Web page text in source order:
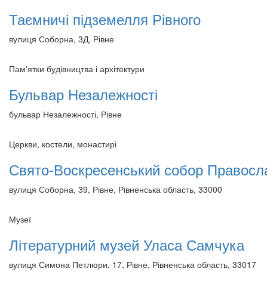
Таємничі підземелля Рівного
вулиця Соборна, 3Д, Рівне
Пам'ятки будівництва і архітектури
Бульвар Незалежності
бульвар Незалежності, Рівне
Церкви, костели, монастирі
Свято-Воскресенський собор
вулиця Соборна, 39, Рівне, Рівненська область, 33000
Музеї
Літературний музей Уласа Самчука
вулиця Симона Петлюри, 17, Рівне, Рівненська область, 33017